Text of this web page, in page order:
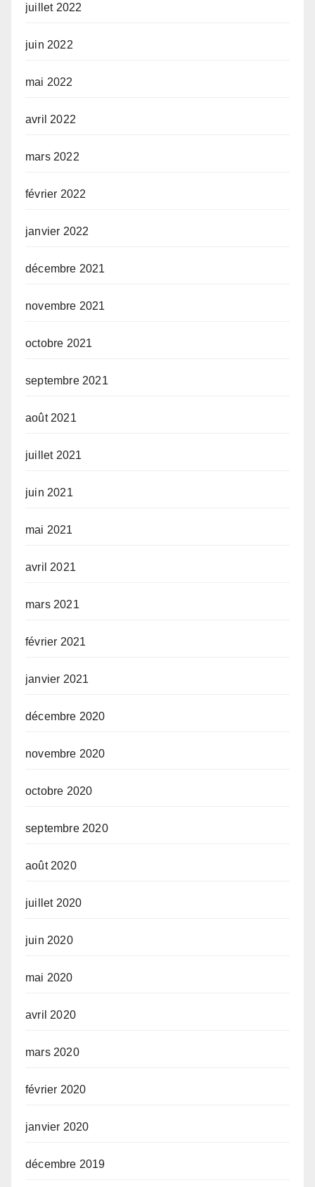
juillet 2022
juin 2022
mai 2022
avril 2022
mars 2022
février 2022
janvier 2022
décembre 2021
novembre 2021
octobre 2021
septembre 2021
août 2021
juillet 2021
juin 2021
mai 2021
avril 2021
mars 2021
février 2021
janvier 2021
décembre 2020
novembre 2020
octobre 2020
septembre 2020
août 2020
juillet 2020
juin 2020
mai 2020
avril 2020
mars 2020
février 2020
janvier 2020
décembre 2019